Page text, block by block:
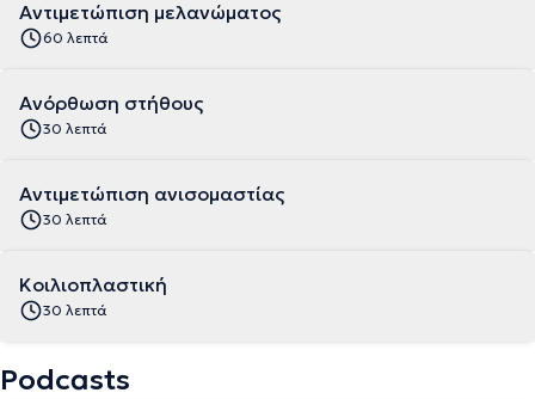
Αντιμετώπιση μελανώματος
60 λεπτά
Ανόρθωση στήθους
30 λεπτά
Αντιμετώπιση ανισομαστίας
30 λεπτά
Κοιλιοπλαστική
30 λεπτά
Podcasts